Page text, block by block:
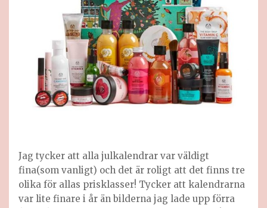
Jag tycker att alla julkalendrar var väldigt
fina(som vanligt) och det är roligt att det finns tre
olika för allas prisklasser! Tycker att kalendrarna
var lite finare i år än bilderna jag lade upp förra